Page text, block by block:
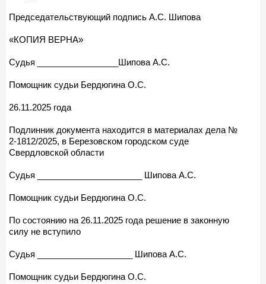
Председательствующий подпись А.С. Шипова
«КОПИЯ ВЕРНА»
Судья _________________Шипова А.С.
Помощник судьи Бердюгина О.С.
26.11.2025 года
Подлинник документа находится в материалах дела №
2-1812/2025, в Березовском городском суде
Свердловской области
Судья ______________________ Шипова А.С.
Помощник судьи Бердюгина О.С.
По состоянию на 26.11.2025 года решение в законную
силу не вступило
Судья ____________________ Шипова А.С.
Помощник судьи Бердюгина О.С.